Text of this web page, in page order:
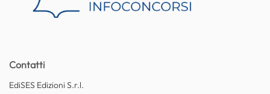
Contatti
EdiSES Edizioni S.r.l.